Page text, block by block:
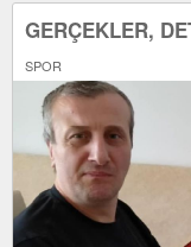
GERÇEKLER,
SPOR